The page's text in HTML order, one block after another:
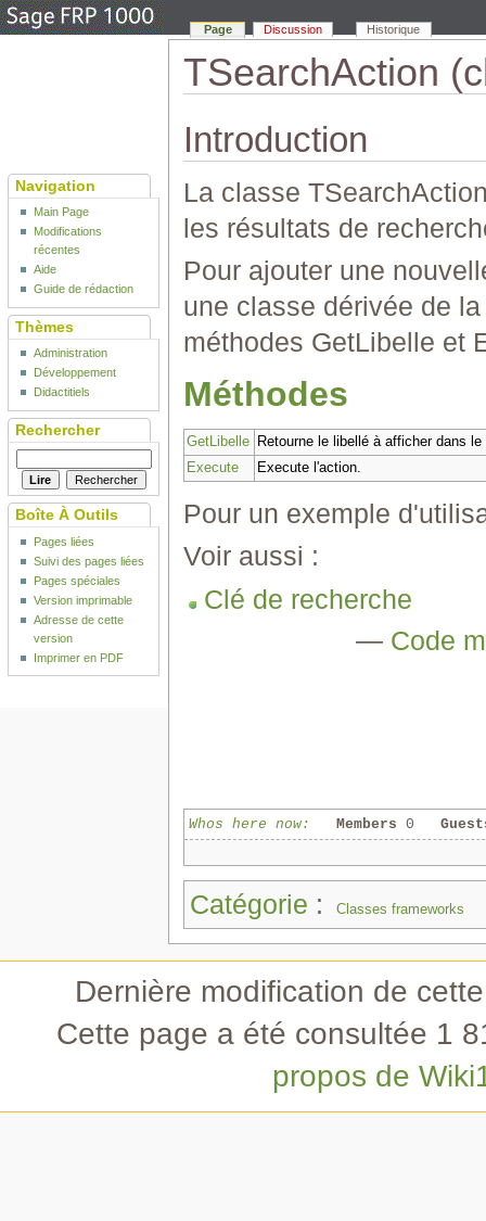
TSearchAction
Introduction
La classe
les résultats de
Pour ajouter une
une classe dérivée de
méthodes GetLibelle et
Méthodes
GetLibelle
Retourne le libellé à afficher dans
Execute
Execute l'action.
Pour un exemple
Voir aussi :
Clé de recherche
— Code
Whos here now: Members 0
Catégorie : Classes frameworks
Page Discussion Historique
Navigation
Main Page
Modifications
récentes
Aide
Guide de rédaction
Thèmes
Administration
Développement
Didactitiels
Rechercher
Boîte À Outils
Pages liées
Suivi des pages liées
Pages spéciales
Version imprimable
Adresse de cette
version
Imprimer en PDF
Dernière modification de
Cette page a été consultée 1
propos de